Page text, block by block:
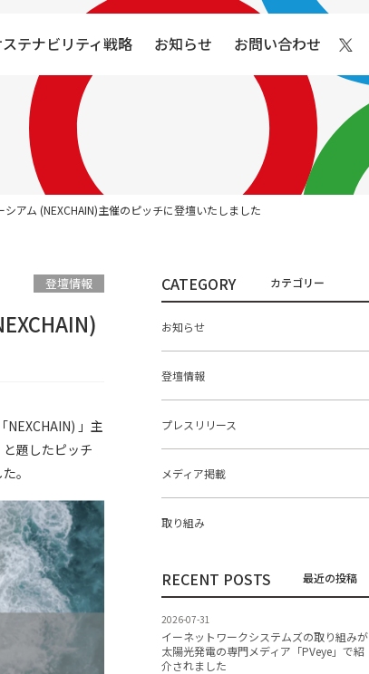
テナビリティ戦略 お知らせ お問い合わせ
アム (NEXCHAIN)主催のピッチに登壇いたしました
登壇情報
」主
題したピッチ
。
CATEGORY
お知らせ
登壇情報
プレスリリース
メディア掲載
取り組み
RECENT POSTS
2026-07-31
イーネットワークシステムズの取り組みが
太陽光発電の専門メディア「PVeye」で紹
介されました